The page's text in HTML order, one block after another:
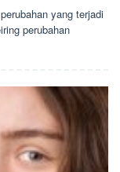
yang terjadi
perubahan